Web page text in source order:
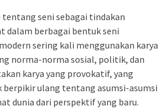
seni sebagai tindakan
dalam berbagai bentuk seni
sering kali menggunakan karya
norma-norma sosial, politik, dan
karya yang provokatif, yang
berpikir ulang tentang asumsi-asumsi
dunia dari perspektif yang baru.